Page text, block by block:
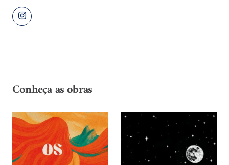
Conheça as obras